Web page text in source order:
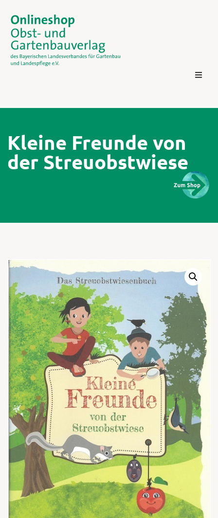
Kontakt
Zum
Kleine Freunde von
der Streuobstwiese